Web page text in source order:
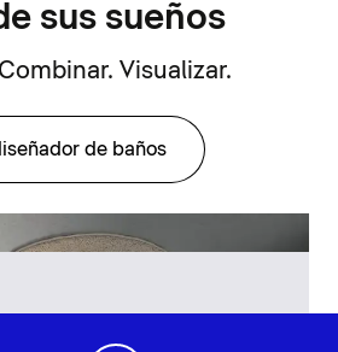
sus sueños
Visualizar.
de baños